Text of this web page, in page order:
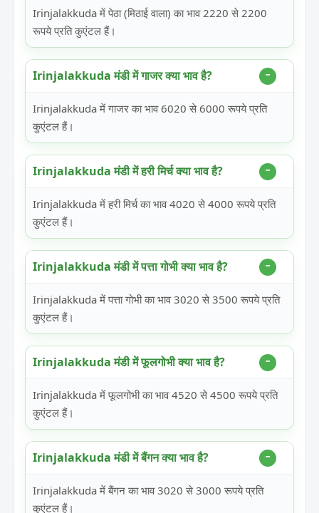
Irinjalakkuda में पेठा (मिठाई वाला) का भाव 2220 से 2200
रूपये प्रति कुएंटल हैं।
Irinjalakkuda मंडी में गाजर क्या भाव है?
Irinjalakkuda में गाजर का भाव 6020 से 6000 रूपये प्रति
कुएंटल हैं।
Irinjalakkuda मंडी में हरी मिर्च क्या भाव है?
Irinjalakkuda में हरी मिर्च का भाव 4020 से 4000 रूपये प्रति
कुएंटल हैं।
Irinjalakkuda मंडी में पत्ता गोभी क्या भाव है?
Irinjalakkuda में पत्ता गोभी का भाव 3020 से 3500 रूपये प्रति
कुएंटल हैं।
Irinjalakkuda मंडी में फूलगोभी क्या भाव है?
Irinjalakkuda में फूलगोभी का भाव 4520 से 4500 रूपये प्रति
कुएंटल हैं।
Irinjalakkuda मंडी में बैंगन क्या भाव है?
Irinjalakkuda में बैंगन का भाव 3020 से 3000 रूपये प्रति
कुएंटल हैं।